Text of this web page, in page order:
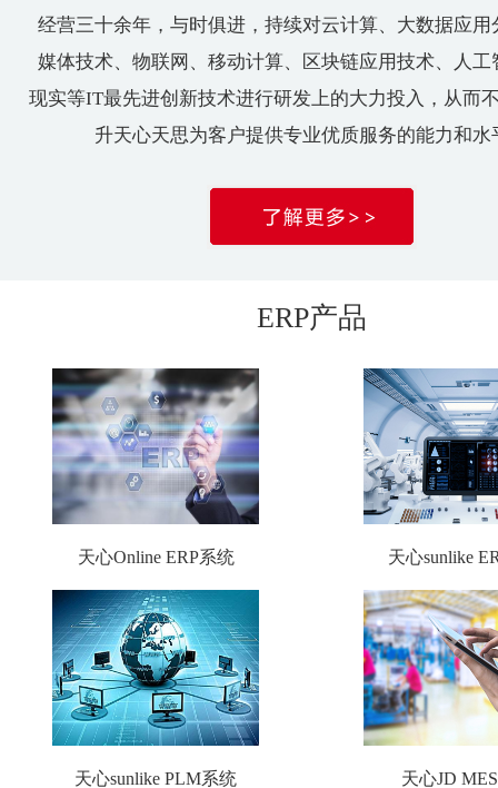
经营三十余年，与时俱进，持续对云计算、大数据应用
媒体技术、物联网、移动计算、区块链应用技术、人工
现实等IT最先进创新技术进行研发上的大力投入，从而
升天心天思为客户提供专业优质服务的能力和水
ERP产品
天心Online ERP系统 天心sunlike
天心sunlike PLM系统 天心JD